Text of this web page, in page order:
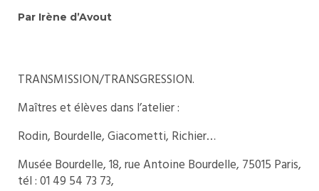
Par Irène d’Avout
TRANSMISSION/TRANSGRESSION.
Maîtres et élèves dans l’atelier :
Rodin, Bourdelle, Giacometti, Richier…
Musée Bourdelle, 18, rue Antoine Bourdelle, 75015 Paris,
tél : 01 49 54 73 73,